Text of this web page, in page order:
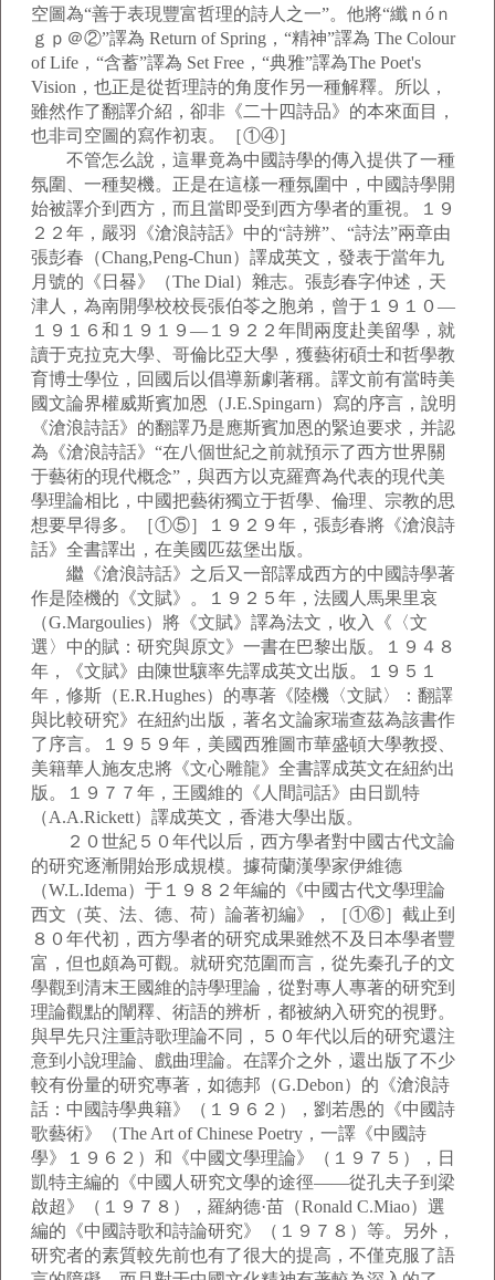
空圖為“善于表現豐富哲理的詩人之一”。他將“纖ｎóｎ
ｇｐ＠②”譯為 Return of Spring，“精神”譯為 The Colour
of Life，“含蓄”譯為 Set Free，“典雅”譯為The Poet's
Vision，也正是從哲理詩的角度作另一種解釋。所以，
雖然作了翻譯介紹，卻非《二十四詩品》的本來面目，
也非司空圖的寫作初衷。［①④］
不管怎么說，這畢竟為中國詩學的傳入提供了一種
氛圍、一種契機。正是在這樣一種氛圍中，中國詩學開
始被譯介到西方，而且當即受到西方學者的重視。１９
２２年，嚴羽《滄浪詩話》中的“詩辨”、“詩法”兩章由
張彭春（Chang,Peng-Chun）譯成英文，發表于當年九
月號的《日晷》（The Dial）雜志。張彭春字仲述，天
津人，為南開學校校長張伯苓之胞弟，曾于１９１０—
１９１６和１９１９—１９２２年間兩度赴美留學，就
讀于克拉克大學、哥倫比亞大學，獲藝術碩士和哲學教
育博士學位，回國后以倡導新劇著稱。譯文前有當時美
國文論界權威斯賓加恩（J.E.Spingarn）寫的序言，說明
《滄浪詩話》的翻譯乃是應斯賓加恩的緊迫要求，并認
為《滄浪詩話》“在八個世紀之前就預示了西方世界關
于藝術的現代概念”，與西方以克羅齊為代表的現代美
學理論相比，中國把藝術獨立于哲學、倫理、宗教的思
想要早得多。［①⑤］１９２９年，張彭春將《滄浪詩
話》全書譯出，在美國匹茲堡出版。
繼《滄浪詩話》之后又一部譯成西方的中國詩學著
作是陸機的《文賦》。１９２５年，法國人馬果里哀
（G.Margoulies）將《文賦》譯為法文，收入《〈文
選〉中的賦：研究與原文》一書在巴黎出版。１９４８
年，《文賦》由陳世驤率先譯成英文出版。１９５１
年，修斯（E.R.Hughes）的專著《陸機〈文賦〉：翻譯
與比較研究》在紐約出版，著名文論家瑞查茲為該書作
了序言。１９５９年，美國西雅圖市華盛頓大學教授、
美籍華人施友忠將《文心雕龍》全書譯成英文在紐約出
版。１９７７年，王國維的《人間詞話》由日凱特
（A.A.Rickett）譯成英文，香港大學出版。
２０世紀５０年代以后，西方學者對中國古代文論
的研究逐漸開始形成規模。據荷蘭漢學家伊維德
（W.L.Idema）于１９８２年編的《中國古代文學理論
西文（英、法、德、荷）論著初編》，［①⑥］截止到
８０年代初，西方學者的研究成果雖然不及日本學者豐
富，但也頗為可觀。就研究范圍而言，從先秦孔子的文
學觀到清末王國維的詩學理論，從對專人專著的研究到
理論觀點的闡釋、術語的辨析，都被納入研究的視野。
與早先只注重詩歌理論不同，５０年代以后的研究還注
意到小說理論、戲曲理論。在譯介之外，還出版了不少
較有份量的研究專著，如德邦（G.Debon）的《滄浪詩
話：中國詩學典籍》（１９６２），劉若愚的《中國詩
歌藝術》（The Art of Chinese Poetry，一譯《中國詩
學》１９６２）和《中國文學理論》（１９７５），日
凱特主編的《中國人研究文學的途徑——從孔夫子到梁
啟超》（１９７８），羅納德·苗（Ronald C.Miao）選
編的《中國詩歌和詩論研究》（１９７８）等。另外，
研究者的素質較先前也有了很大的提高，不僅克服了語